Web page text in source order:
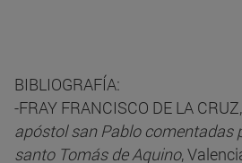
BIBLIOGRAFÍA:
-FRAY FRANCISCO DE LA CRUZ,
apóstol san Pablo comentadas
santo Tomás de Aquino,